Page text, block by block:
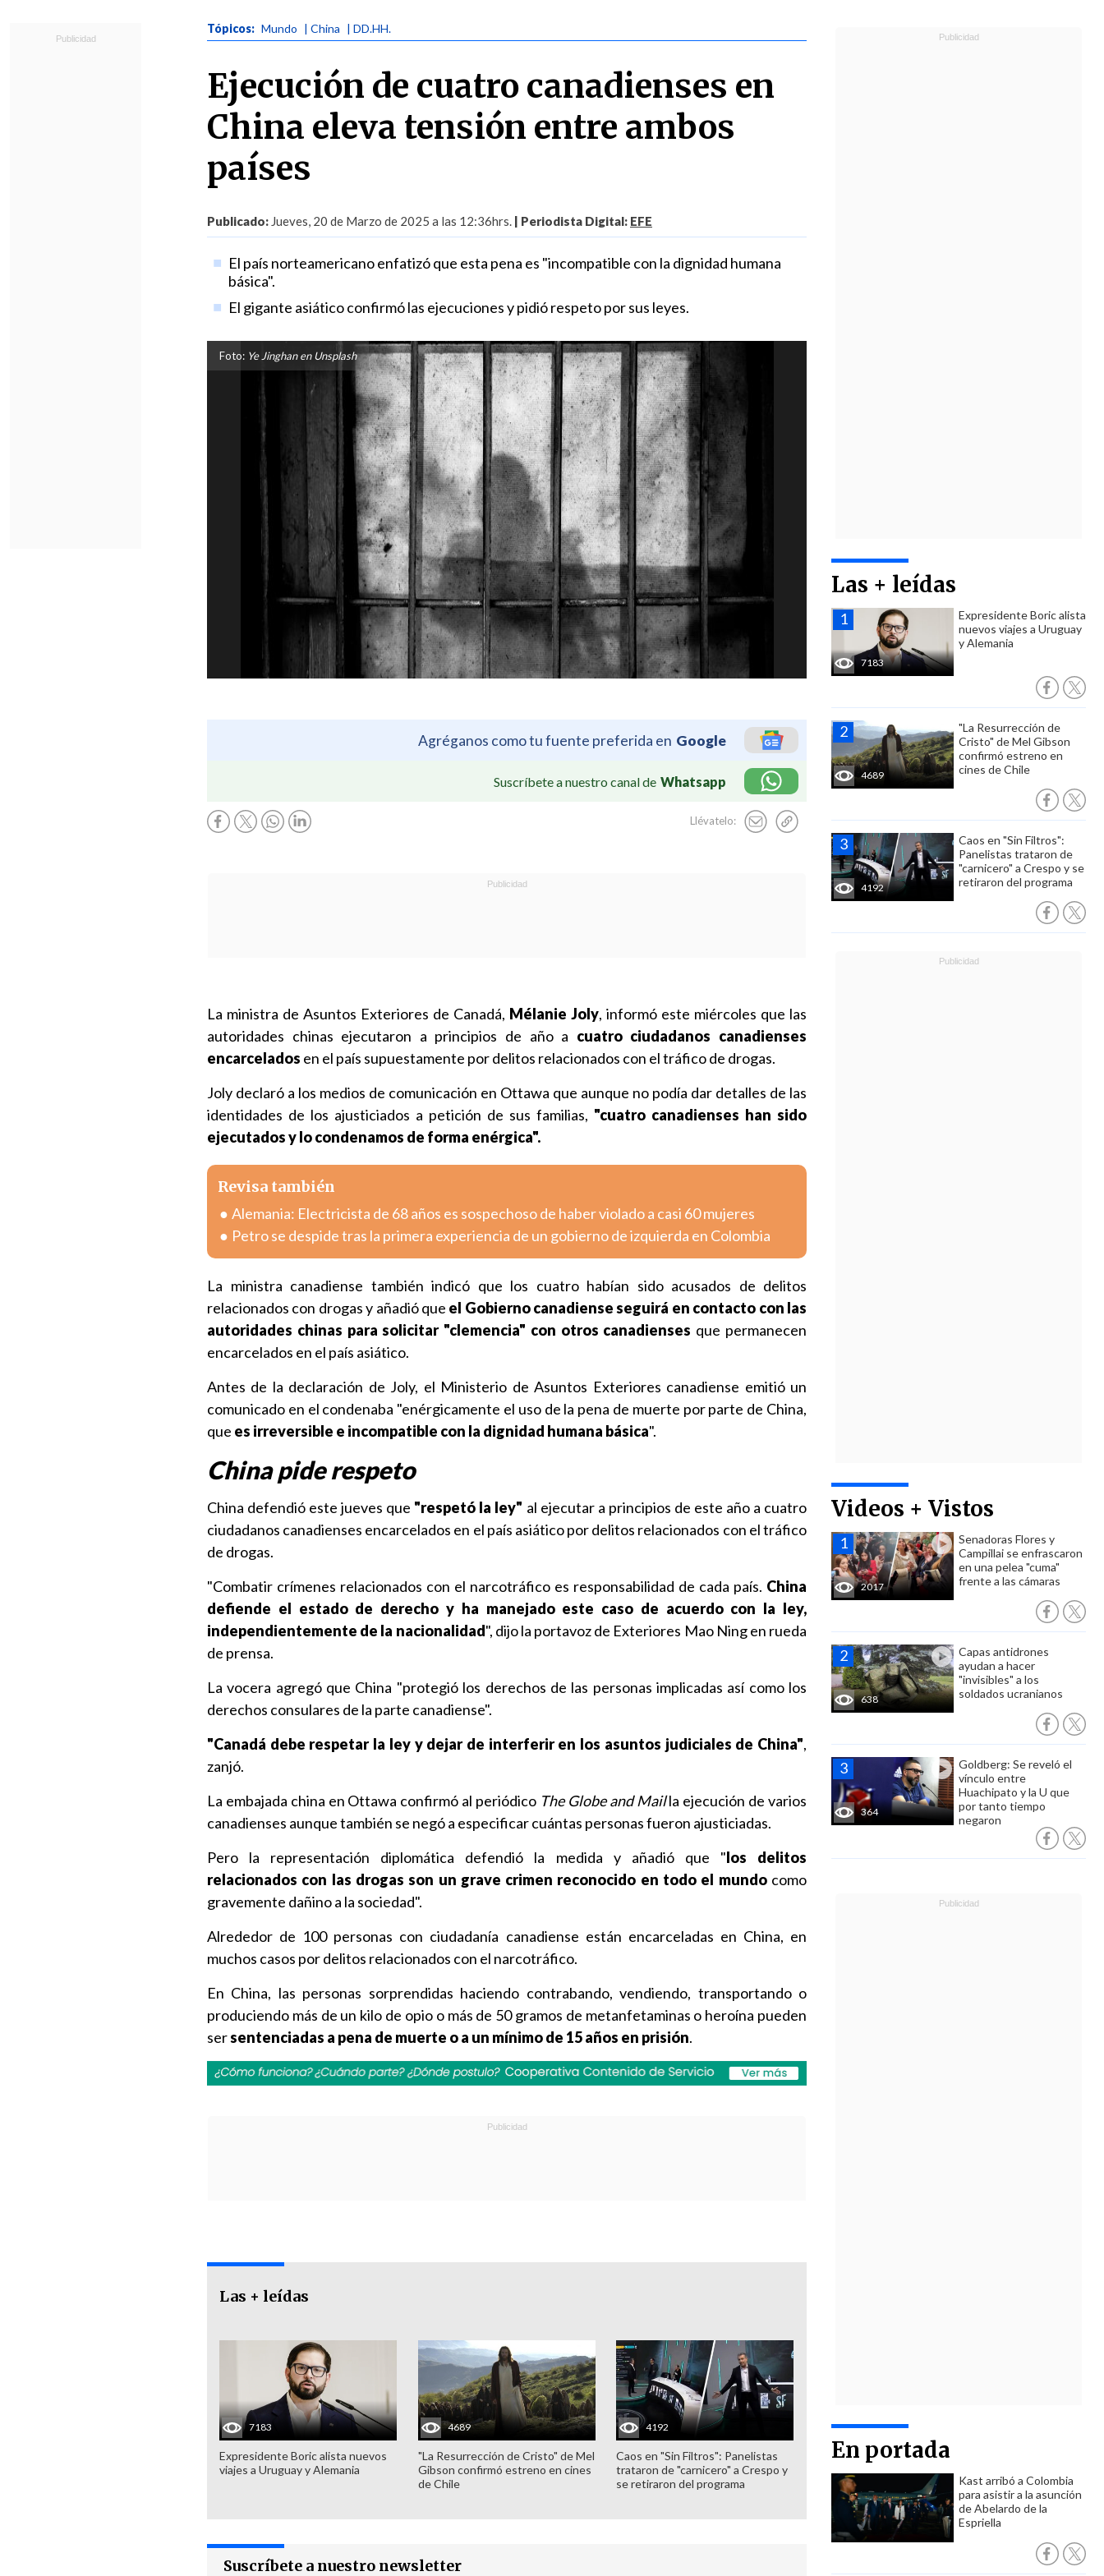
Tópicos: Mundo | China | DD.HH.
Ejecución de cuatro canadienses en
China eleva tensión entre ambos
países
Publicado: Jueves, 20 de Marzo de 2025 a las 12:36hrs. | Periodista Digital: EFE
El país norteamericano enfatizó que esta pena es "incompatible con la dignidad humana
básica".
El gigante asiático confirmó las ejecuciones y pidió respeto por sus leyes.
Foto: Ye Jinghan en Unsplash
Agréganos como tu fuente preferida en Google
Suscríbete a nuestro canal de Whatsapp
Llévatelo:
Las + leídas
7183
Expresidente Boric alista
nuevos viajes a Uruguay
y Alemania
4689
"La Resurrección de
Cristo" de Mel Gibson
confirmó estreno en
cines de Chile
4192
Caos en "Sin Filtros":
Panelistas trataron de
"carnicero" a Crespo y se
retiraron del programa
Videos + Vistos
2017
Senadoras Flores y
Campillai se enfrascaron
en una pelea "cuma"
frente a las cámaras
638
Capas antidrones
ayudan a hacer
"invisibles" a los
soldados ucranianos
364
Goldberg: Se reveló el
vínculo entre
Huachipato y la U que
por tanto tiempo
negaron
En portada
Kast arribó a Colombia
para asistir a la asunción
de Abelardo de la
Espriella
La ministra de Asuntos Exteriores de Canadá, Mélanie Joly, informó este miércoles que las
autoridades chinas ejecutaron a principios de año a cuatro ciudadanos canadienses
encarcelados en el país supuestamente por delitos relacionados con el tráfico de drogas.
Joly declaró a los medios de comunicación en Ottawa que aunque no podía dar detalles de las
identidades de los ajusticiados a petición de sus familias, "cuatro canadienses han sido
ejecutados y lo condenamos de forma enérgica".
Revisa también
Alemania: Electricista de 68 años es sospechoso de haber violado a casi 60 mujeres
Petro se despide tras la primera experiencia de un gobierno de izquierda en Colombia
La ministra canadiense también indicó que los cuatro habían sido acusados de delitos
relacionados con drogas y añadió que el Gobierno canadiense seguirá en contacto con las
autoridades chinas para solicitar "clemencia" con otros canadienses que permanecen
encarcelados en el país asiático.
Antes de la declaración de Joly, el Ministerio de Asuntos Exteriores canadiense emitió un
comunicado en el condenaba "enérgicamente el uso de la pena de muerte por parte de China,
que es irreversible e incompatible con la dignidad humana básica".
China pide respeto
China defendió este jueves que "respetó la ley" al ejecutar a principios de este año a cuatro
ciudadanos canadienses encarcelados en el país asiático por delitos relacionados con el tráfico
de drogas.
"Combatir crímenes relacionados con el narcotráfico es responsabilidad de cada país. China
defiende el estado de derecho y ha manejado este caso de acuerdo con la ley,
independientemente de la nacionalidad", dijo la portavoz de Exteriores Mao Ning en rueda
de prensa.
La vocera agregó que China "protegió los derechos de las personas implicadas así como los
derechos consulares de la parte canadiense".
"Canadá debe respetar la ley y dejar de interferir en los asuntos judiciales de China",
zanjó.
La embajada china en Ottawa confirmó al periódico The Globe and Mailla ejecución de varios
canadienses aunque también se negó a especificar cuántas personas fueron ajusticiadas.
Pero la representación diplomática defendió la medida y añadió que "los delitos
relacionados con las drogas son un grave crimen reconocido en todo el mundocomo
gravemente dañino a la sociedad".
Alrededor de 100 personas con ciudadanía canadiense están encarceladas en China, en
muchos casos por delitos relacionados con el narcotráfico.
En China, las personas sorprendidas haciendo contrabando, vendiendo, transportando o
produciendo más de un kilo de opio o más de 50 gramos de metanfetaminas o heroína pueden
sersentenciadas a pena de muerte o a un mínimo de 15 años en prisión.
Las + leídas
7183
Expresidente Boric alista nuevos
viajes a Uruguay y Alemania
4689
"La Resurrección de Cristo" de Mel
Gibson confirmó estreno en cines
de Chile
4192
Caos en "Sin Filtros": Panelistas
trataron de "carnicero" a Crespo y
se retiraron del programa
Suscríbete a nuestro newsletter